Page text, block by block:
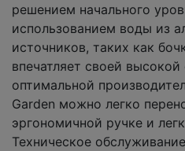
решением начального
использованием воды из
источников, таких как
впечатляет своей
оптимальной
Garden можно легко
эргономичной ручке и
Техническое